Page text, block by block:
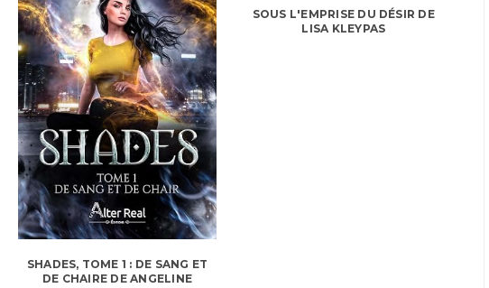
SHADES, TOME 1 : DE SANG ET
DE CHAIRE DE ANGELINE
SOUS L'EMPRISE DU DÉSIR DE
LISA KLEYPAS